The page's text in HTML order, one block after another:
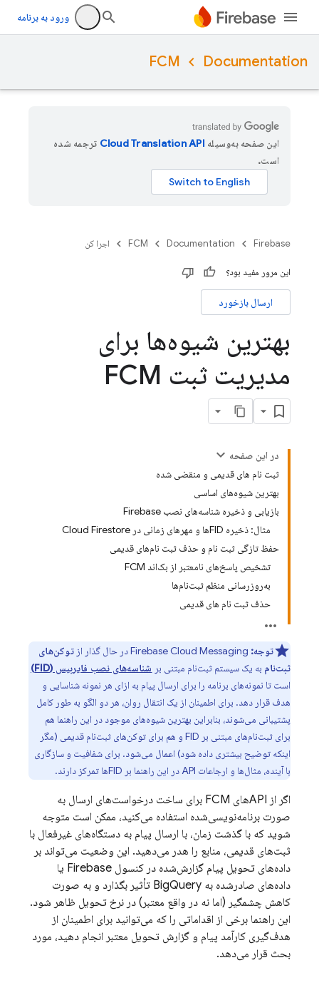
ورود به برنامه
Documentation
FCM
این صفحه به‌وسیله
ترجمه شده
است.
Firebase
Documentation
FCM اجرا کن
این مرور مفید بود؟
ارسال بازخورد
بهترین شیوه‌ها برای
مدیریت ثبت FCM
در این صفحه
ثبت نام های قدیمی و منقضی شده
بهترین شیوه‌های اساسی
بازیابی و ذخیره شناسه‌های نصب Firebase
مثال: ذخیره FIDها و مهرهای زمانی در Cloud Firestore
حفظ تازگی ثبت نام و حذف ثبت نام‌های قدیمی
تشخیص پاسخ‌های نامعتبر از بک‌اند FCM
به‌روزرسانی منظم ثبت‌نام‌ها
حذف ثبت نام های قدیمی
توجه: Firebase Cloud Messagingدر حال گذار ازتوکن‌های
ثبت‌نام به یک سیستم ثبت‌نام مبتنی بر شناسه‌های نصب فایربیس (FID)
است تا نمونه‌های برنامه را برای ارسال پیام به ازای هر نمونه شناسایی و
هدف قرار دهد. برای اطمینان از یک انتقال روان، هر دو الگو به طور کامل
پشتیبانی می‌شوند، بنابراین بهترین شیوه‌های موجود در این راهنما هم
برای ثبت‌نام‌های مبتنی بر FID و هم برای توکن‌های ثبت‌نام قدیمی (مگر
اینکه توضیح بیشتری داده شود) اعمال می‌شود. برای شفافیت و سازگاری
با آینده، مثال‌ها و ارجاعات API در این راهنما بر FIDها تمرکز دارند.
اگر از APIهای FCM برای ساخت درخواست‌های ارسال به
صورت برنامه‌نویسی‌شده استفاده می‌کنید، ممکن است متوجه
شوید که با گذشت زمان، با ارسال پیام به دستگاه‌های غیرفعال با
ثبت‌های قدیمی، منابع را هدر می‌دهید. این وضعیت می‌تواند بر
داده‌های تحویل پیام گزارش‌شده در کنسول Firebase یا
داده‌های صادرشده به BigQuery تأثیر بگذارد و به صورت
کاهش چشمگیر (اما نه در واقع معتبر) در نرخ تحویل ظاهر شود.
این راهنما برخی از اقداماتی را که می‌توانید برای اطمینان از
هدف‌گیری کارآمد پیام و گزارش تحویل معتبر انجام دهید، مورد
بحث قرار می‌دهد.